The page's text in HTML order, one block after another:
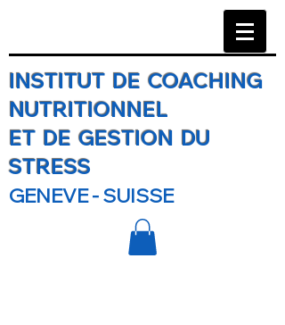
INSTITUT DE COACHING
NUTRITIONNEL
ET DE GESTION DU
STRESS
GENEVE - SUISSE